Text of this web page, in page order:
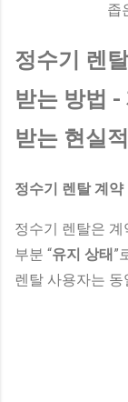
좁
정수기 렌
받는 방법 -
받는 현실
정수기 렌탈 계
정수기 렌탈은
부분 “유지 상태”
렌탈 사용자는